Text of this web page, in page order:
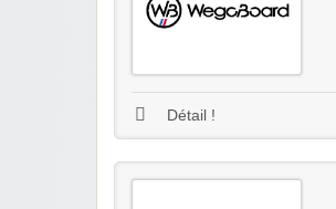
Détail !